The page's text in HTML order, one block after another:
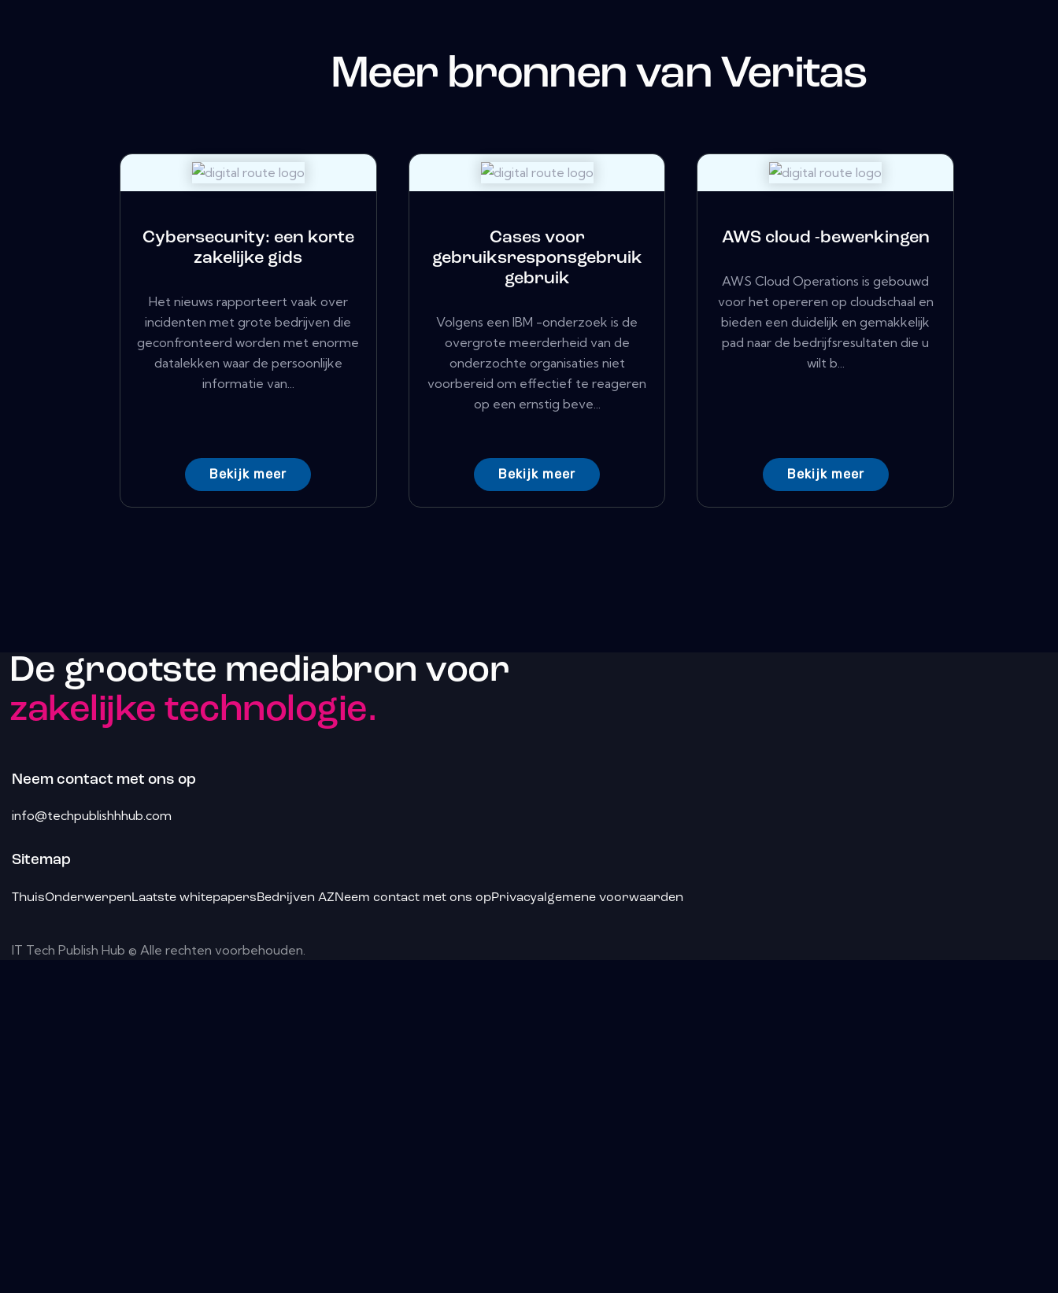
Meer bronnen van Veritas
Cybersecurity: een korte
zakelijke gids
Het nieuws rapporteert vaak over
incidenten met grote bedrijven die
geconfronteerd worden met enorme
datalekken waar de persoonlijke
informatie van...
Bekijk meer
Cases voor
gebruiksresponsgebruik
gebruik
Volgens een IBM -onderzoek is de
overgrote meerderheid van de
onderzochte organisaties niet
voorbereid om effectief te reageren
op een ernstig beve...
Bekijk meer
AWS cloud -bewerkingen
AWS Cloud Operations is gebouwd
voor het opereren op cloudschaal en
bieden een duidelijk en gemakkelijk
pad naar de bedrijfsresultaten die u
wilt b...
Bekijk meer
De grootste mediabron voor
zakelijke technologie.
Neem contact met ons op
info@techpublishhhub.com
Sitemap
ThuisOnderwerpenLaatste whitepapersBedrijven AZNeem contact met ons opPrivacyalgemene voorwaarden
IT Tech Publish Hub © Alle rechten voorbehouden.